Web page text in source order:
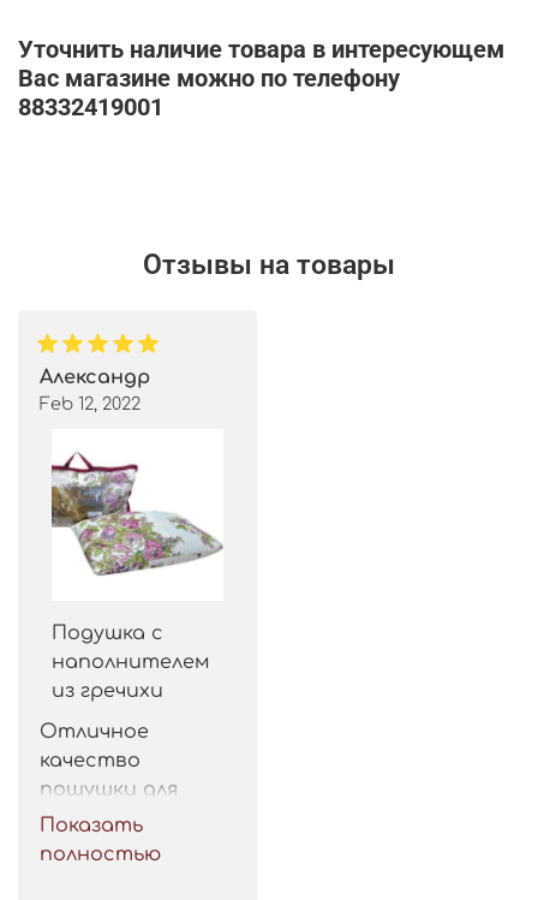
Уточнить наличие товара в интересующем
Вас магазине можно по телефону
88332419001
Отзывы на товары
Александр
Feb 12, 2022
Подушка с
наполнителем
из гречихи
Отличное
качество
пошушки для
такой цены.
Рекомендую.
Показать
полностью